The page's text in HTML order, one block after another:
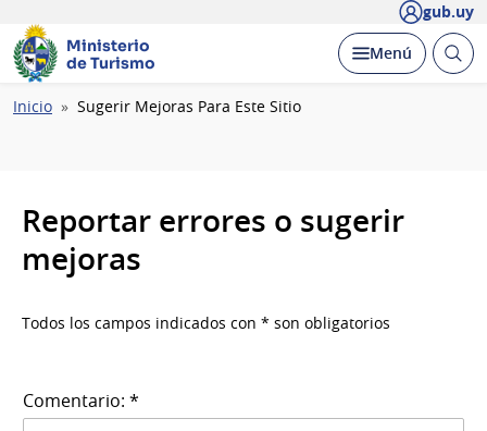
gub.uy
Ministerio
de Turismo
Desplegar
Menú Abrir
Ruta
Inicio Sugerir Mejoras Para Este Sitio
Reportar errores o sugerir
mejoras
Todos los campos indicados con * son obligatorios
Comentario: *